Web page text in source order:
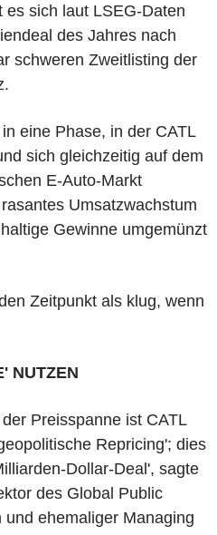
es sich laut LSEG-Daten
des Jahres nach
schweren Zweitlisting der
eine Phase, in der CATL
sich gleichzeitig auf dem
E-Auto-Markt
Umsatzwachstum
Gewinne umgemünzt
Zeitpunkt als klug, wenn
NUTZEN
Preisspanne ist CATL
Repricing'; dies
Dollar-Deal', sagte
des Global Public
ehemaliger Managing